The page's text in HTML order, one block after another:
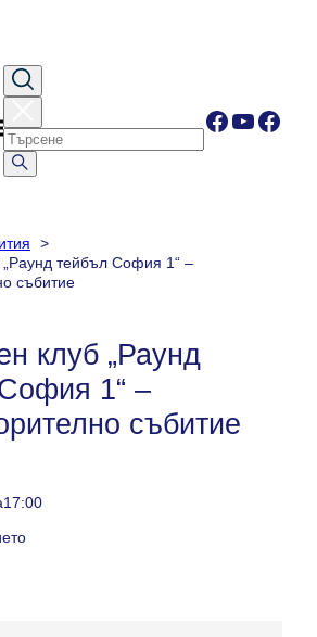
Facebook
тейбъл София 1“ –
събитие
клуб „Раунд
1“ –
събитие
17:00